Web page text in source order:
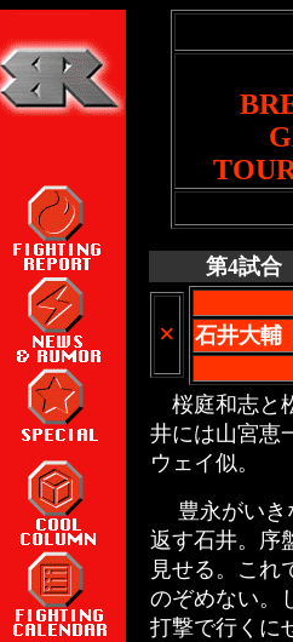
第4試合
× 石井大輔
桜庭和志と
井には山宮恵
ウェイ似。
豊永がいき
返す石井。序
見せる。これ
のぞめない。
打撃で行くに